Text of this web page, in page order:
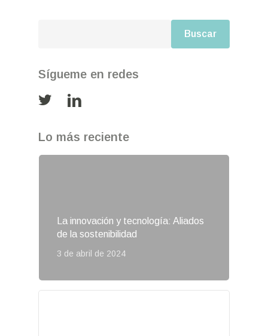
Buscar
Sígueme en redes
Lo más reciente
La innovación y tecnología: Aliados
de la sostenibilidad
3 de abril de 2024